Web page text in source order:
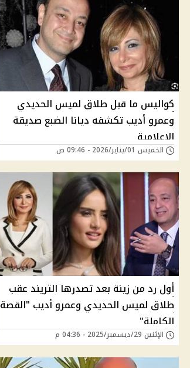
كواليس ما قبل طلاق لميس الحديدي
وعمرو أديب تكشفه ديانا الضبع صديقة
الإعلامية
الخميس 01/يناير/2026 - 09:46 ص
أول رد من زينة بعد تصدرها التريند عقب
طلاق لميس الحديدي وعمرو أديب "القصة
الكاملة"
الإثنين 29/ديسمبر/2025 - 04:36 م